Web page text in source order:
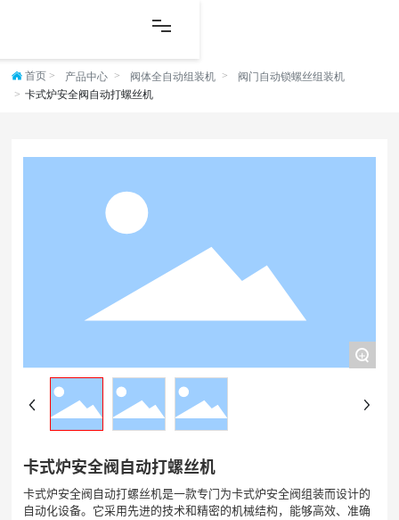
首页 产品中心 阀体全自动组装机
阀门自动锁螺丝组装机
卡式炉安全阀自动打螺丝机
+
卡式炉安全阀自动打螺丝机
卡式炉安全阀自动打螺丝机是一款专门为卡式炉安全阀组装而设计的
自动化设备。它采用先进的技术和精密的机械结构，能够高效、准确